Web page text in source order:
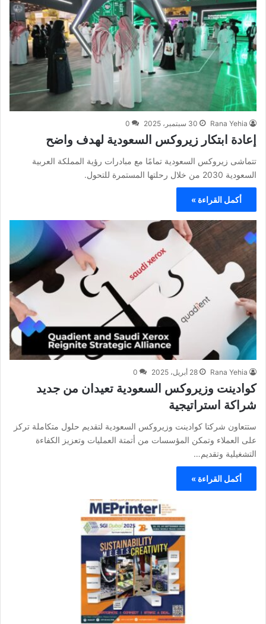
Rana Yehia 30 سبتمبر، 2025 0
إعادة ابتكار زيروكس السعودية لهدف واضح
تتماشى زيروكس السعودية تمامًا مع مبادرات رؤية المملكة العربية
السعودية 2030 من خلال رحلتها المستمرة للتحول.
أكمل القراءة »
Rana Yehia 28 أبريل، 2025 0
كوادينت وزيروكس السعودية تعيدان من جديد
شراكة استراتيجية
ستتعاون شركتا كوادينت وزيروكس السعودية لتقديم حلول متكاملة تركز
على العملاء وتمكن المؤسسات من أتمتة العمليات وتعزيز الكفاءة
التشغيلية وتقديم…
أكمل القراءة »